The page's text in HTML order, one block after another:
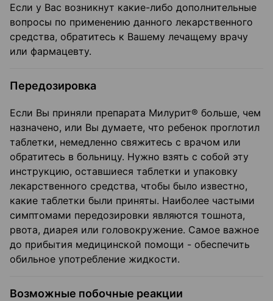
Если у Вас возникнут какие-либо дополнительные
вопросы по применению данного лекарственного
средства, обратитесь к Вашему лечащему врачу
или фармацевту.
Передозировка
Если Вы приняли препарата Милурит® больше, чем
назначено, или Вы думаете, что ребенок проглотил
таблетки, немедленно свяжитесь с врачом или
обратитесь в больницу. Нужно взять с собой эту
инструкцию, оставшиеся таблетки и упаковку
лекарственного средства, чтобы было известно,
какие таблетки были приняты. Наиболее частыми
симптомами передозировки являются тошнота,
рвота, диарея или головокружение. Самое важное
до прибытия медицинской помощи - обеспечить
обильное употребление жидкости.
Возможные побочные реакции